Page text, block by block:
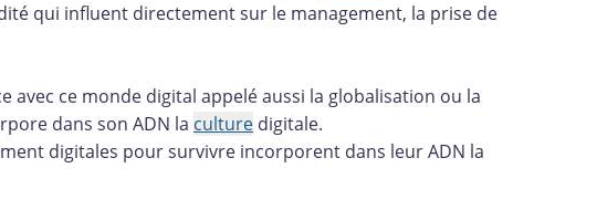
qui influent directement sur le management, la prise de
ce monde digital appelé aussi la globalisation ou la
dans son ADN la culture digitale.
digitales pour survivre incorporent dans leur ADN la